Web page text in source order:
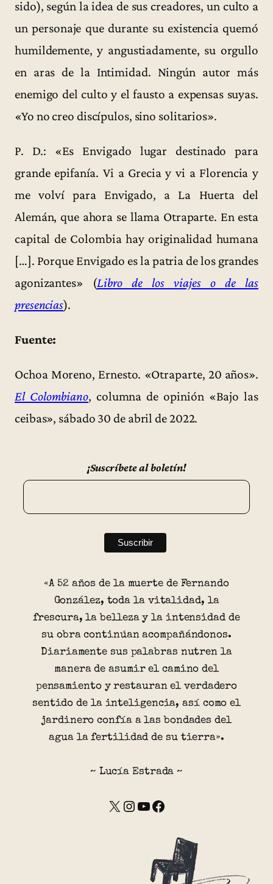
sido), según la idea de sus creadores, un culto a
un personaje que durante su existencia quemó
humildemente, y angustiadamente, su orgullo
en aras de la Intimidad. Ningún autor más
enemigo del culto y el fausto a expensas suyas.
«Yo no creo discípulos, sino solitarios».
P. D.: «Es Envigado lugar destinado para
grande epifanía. Vi a Grecia y vi a Florencia y
me volví para Envigado, a La Huerta del
Alemán, que ahora se llama Otraparte. En esta
capital de Colombia hay originalidad humana
[…]. Porque Envigado es la patria de los grandes
agonizantes» (Libro de los viajes o de las
presencias).
Fuente:
Ochoa Moreno, Ernesto. «Otraparte, 20 años».
El Colombiano, columna de opinión «Bajo las
ceibas», sábado 30 de abril de 2022.
¡Suscríbete al boletín!
«A 52 años de la muerte de Fernando
González, toda la vitalidad, la
frescura, la belleza y la intensidad de
su obra continúan acompañándonos.
Diariamente sus palabras nutren la
manera de asumir el camino del
pensamiento y restauran el verdadero
sentido de la inteligencia, así como el
jardinero confía a las bondades del
agua la fertilidad de su tierra».
~ Lucía Estrada ~
X Instagram YouTube Facebook